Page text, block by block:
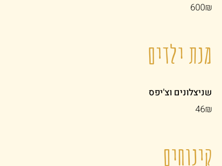
‏600 ‏₪
מנת ילדים
שניצלונים וצ'יפס
‏46 ‏₪
קינוחים